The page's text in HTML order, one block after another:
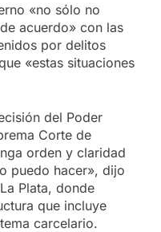
«no sólo no
acuerdo» con las
por delitos
«estas situaciones
del Poder
Corte de
orden y claridad
puedo hacer», dijo
Plata, donde
que incluye
carcelario.